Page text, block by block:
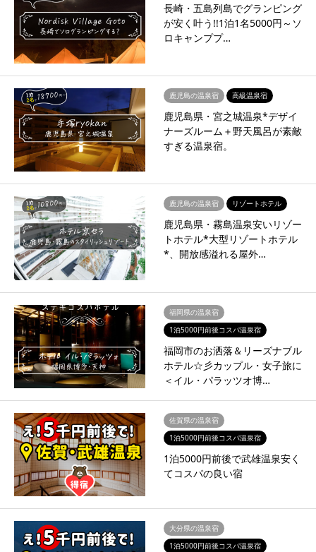
長崎・五島列島でグランピング
が安く叶う!!1泊1名5000円～ソ
ロキャンププ…
鹿児島の温泉宿 高級温泉宿
鹿児島県・宮之城温泉*デザイ
ナーズルーム＋野天風呂が素敵
すぎる温泉宿。
鹿児島の温泉宿 リゾートホテル
鹿児島県・霧島温泉安いリゾー
トホテル*大型リゾートホテル
*、開放感溢れる屋外…
福岡県の温泉宿
1泊5000円前後コスパ温泉宿
福岡市のお洒落＆リーズナブル
ホテル☆彡カップル・女子旅に
＜イル・パラッツオ博…
佐賀県の温泉宿
1泊5000円前後コスパ温泉宿
1泊5000円前後で武雄温泉安く
てコスパの良い宿
大分県の温泉宿
1泊5000円前後コスパ温泉宿